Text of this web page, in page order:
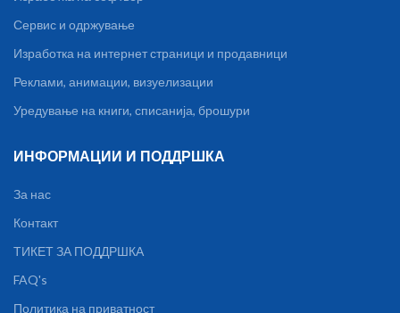
Сервис и одржување
Изработка на интернет страници и продавници
Реклами, анимации, визуелизации
Уредување на книги, списанија, брошури
ИНФОРМАЦИИ И ПОДДРШКА
За нас
Контакт
ТИКЕТ ЗА ПОДДРШКА
FAQ's
Политика на приватност